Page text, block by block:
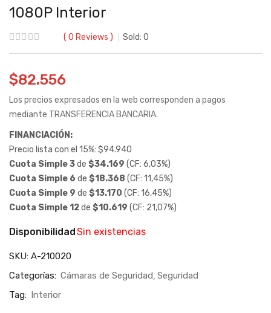
1080P Interior
0 Reviews Sold: 0
$82.556
Los precios expresados en la web corresponden a pagos
mediante TRANSFERENCIA BANCARIA.
FINANCIACIÓN:
Precio lista con el 15%: $94.940
Cuota Simple 3de $34.169 (CF: 6,03%)
Cuota Simple 6 de $18.368 (CF: 11,45%)
Cuota Simple 9 de $13.170 (CF: 16,45%)
Cuota Simple 12de $10.619 (CF: 21,07%)
DisponibilidadSin existencias
SKU: A-210020
Categorías: Cámaras de Seguridad Seguridad
Tag: Interior